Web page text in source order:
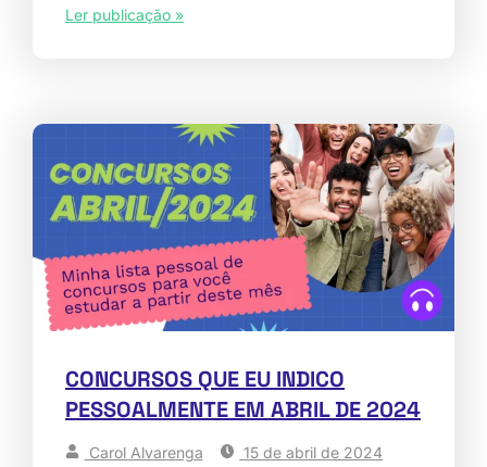
Ler publicação »
CONCURSOS QUE EU INDICO
PESSOALMENTE EM ABRIL DE 2024
Carol Alvarenga 15 de abril de 2024